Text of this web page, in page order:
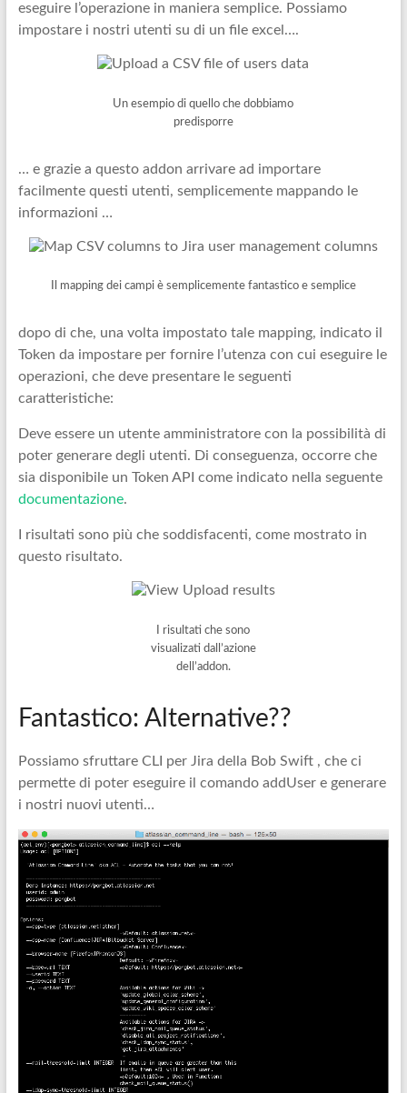
eseguire l’operazione in maniera semplice. Possiamo
impostare i nostri utenti su di un file excel….
Un esempio di quello che dobbiamo
predisporre
… e grazie a questo addon arrivare ad importare
facilmente questi utenti, semplicemente mappando le
informazioni …
Il mapping dei campi è semplicemente fantastico e semplice
dopo di che, una volta impostato tale mapping, indicato il
Token da impostare per fornire l’utenza con cui eseguire le
operazioni, che deve presentare le seguenti
caratteristiche:
Deve essere un utente amministratore con la possibilità di
poter generare degli utenti. Di conseguenza, occorre che
sia disponibile un Token API come indicato nella seguente
documentazione.
I risultati sono più che soddisfacenti, come mostrato in
questo risultato.
I risultati che sono
visualizati dall’azione
dell’addon.
Fantastico: Alternative??
Possiamo sfruttare CLI per Jira della Bob Swift , che ci
permette di poter eseguire il comando addUser e generare
i nostri nuovi utenti…